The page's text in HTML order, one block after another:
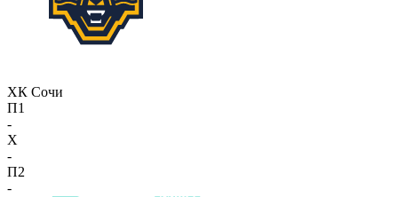
ХК Сочи
П1
-
X
-
П2
-